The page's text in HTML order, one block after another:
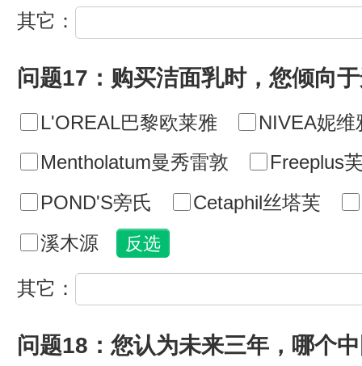
其它：
问题17：购买洁面乳时，您倾向
L'OREAL巴黎欧莱雅
NIVEA妮维
Mentholatum曼秀雷敦
Freeplus
POND'S旁氏
Cetaphil丝塔芙
溪木源
其它：
问题18：您认为未来三年，哪个